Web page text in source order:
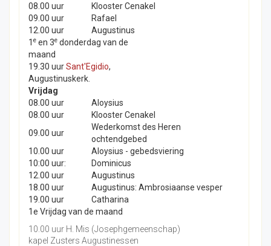
08.00 uur
Klooster Cenakel
09.00 uur
Rafael
12.00 uur
Augustinus
1 e en 3e donderdag van de
maand
19.30 uurSant'Egidio,
Augustinuskerk.
Vrijdag
08.00 uur
Aloysius
08.00 uur
Klooster Cenakel
09.00 uur
Wederkomst des Heren
ochtendgebed
10.00 uur
Aloysius - gebedsviering
10:00 uur:
Dominicus
12.00 uur
Augustinus
18.00 uur
Augustinus: Ambrosiaanse vesper
19.00 uur
Catharina
1e Vrijdag van de maand
10.00 uur H. Mis (Josephgemeenschap)
kapel Zusters Augustinessen